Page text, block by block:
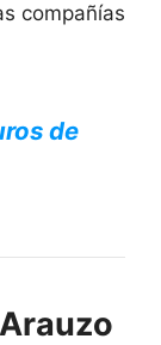
compañías
de